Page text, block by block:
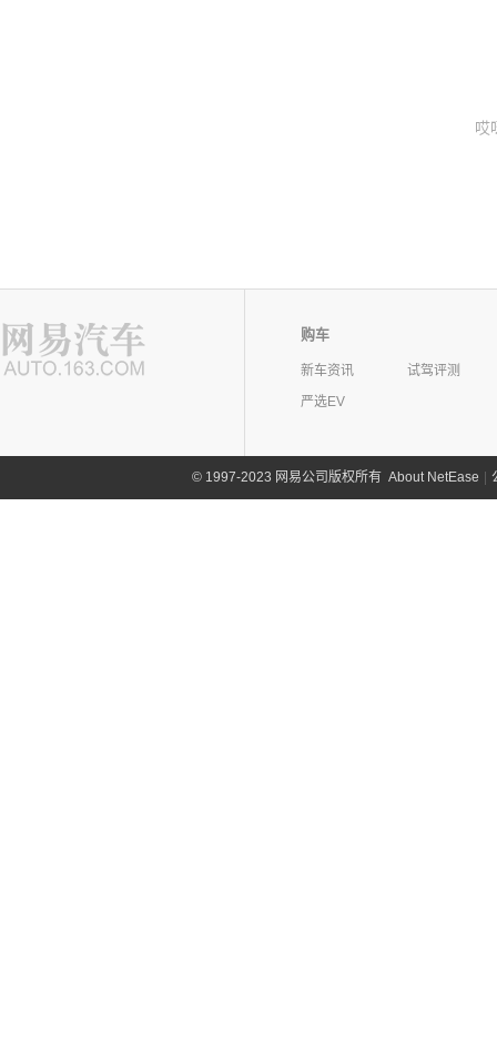
哎
购车
新车资讯
试驾评测
严选EV
©1997-2023 网易公司版权所有 About NetEase